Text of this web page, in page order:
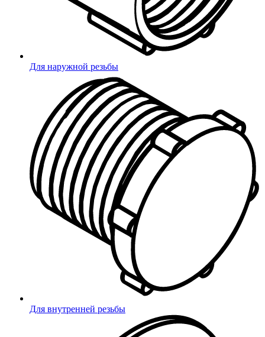
Для наружной резьбы
Для внутренней резьбы
Такелажный крепеж
Рым-гайки
Строительная фурнитура
Держатели арматуры
Защита арматуры
Защитные очки
Стяжки
Промышленные колеса и ролики
Дюбели
Упаковка, инструмент
Контейнеры и крышки
Коробки картонные
Мешки полипропиленовые